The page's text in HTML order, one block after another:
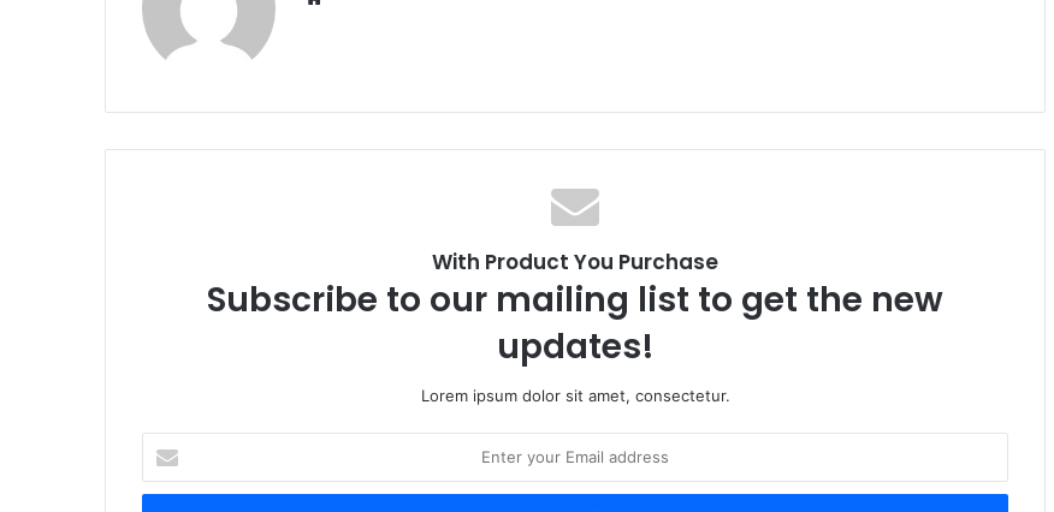
With Product You Purchase
Subscribe to our mailing list to get the new
updates!
Lorem ipsum dolor sit amet, consectetur.
t